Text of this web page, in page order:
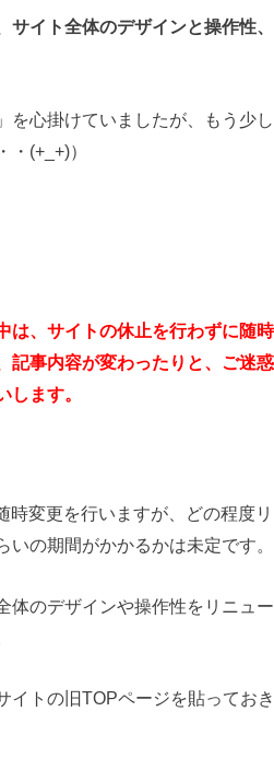
サイト全体のデザインと操作性
を心掛けていましたが、もう少
・(+_+)）
は、サイトの休止を行わずに随
記事内容が変わったりと、ご迷
します。
時変更を行いますが、どの程度
いの期間がかかるかは未定です
体のデザインや操作性をリニュ
イトの旧TOPページを貼っておき